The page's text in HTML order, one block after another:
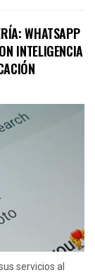
WHATSAPP
INTELIGENCIA
servicios al